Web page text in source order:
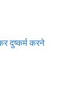
दुष्कर्म करने